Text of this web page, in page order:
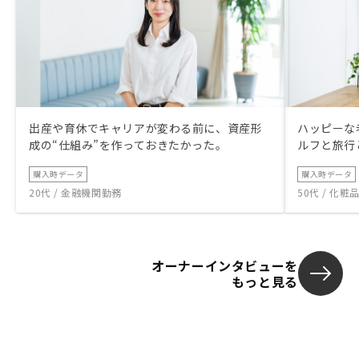
出産や育休でキャリアが変わる前に、資産形
成の“仕組み”を作っておきたかった。
購入時データ
20代 / 金融機関勤務
ハッピー
ルフと旅
購入時データ
50代 / 化粧
オーナーインタビューを
もっと見る